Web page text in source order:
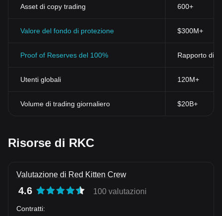
Asset di copy trading 600+
Valore del fondo di protezione $300M+
Proof of Reserves del 100% Rapporto di
Utenti globali 120M+
Volume di trading giornaliero $20B+
Risorse di RKC
Valutazione di Red Kitten Crew
4.6 100 valutazioni
Contratti: